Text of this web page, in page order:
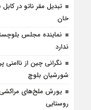
خان
نماینده مجلس
ندارد
شورشیان بلوچ
یورش ملخ‌های مراکشی
روستایی